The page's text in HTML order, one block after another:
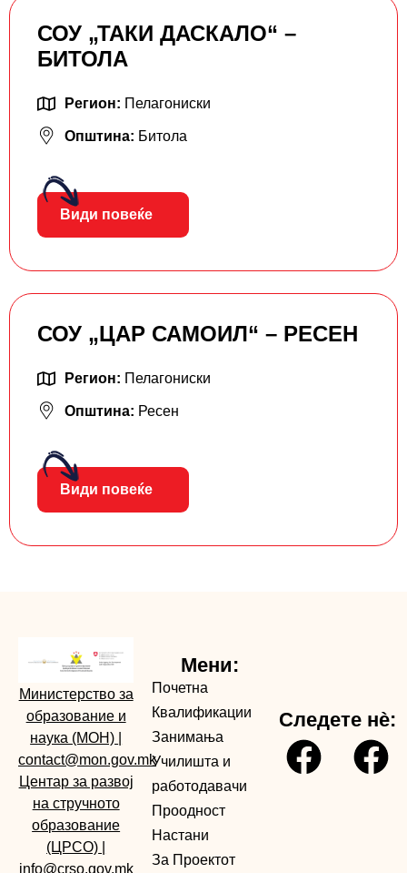
СОУ „ТАКИ ДАСКАЛО“ –
БИТОЛА
Регион: Пелагониски
Општина: Битола
Види повеќе
СОУ „ЦАР САМОИЛ“ – РЕСЕН
Регион: Пелагониски
Општина: Ресен
Види повеќе
Министерство за
образование и
наука (МОН)
contact@mon.gov.mk
Центар за развој
на стручното
образование
(ЦРСО)
info@crso.gov.mk
Мени:
Почетна
Квалификации
Занимања
Училишта и
работодавачи
Проодност
Настани
За Проектот
Следете нè: